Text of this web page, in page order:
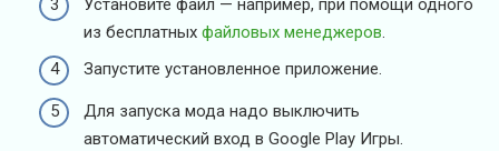
Установите файл — например, при помощи одного
из бесплатных файловых менеджеров.
Запустите установленное приложение.
Для запуска мода надо выключить
автоматический вход в Google Play Игры.